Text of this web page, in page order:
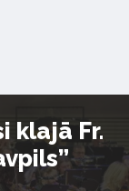
klajā Fr.